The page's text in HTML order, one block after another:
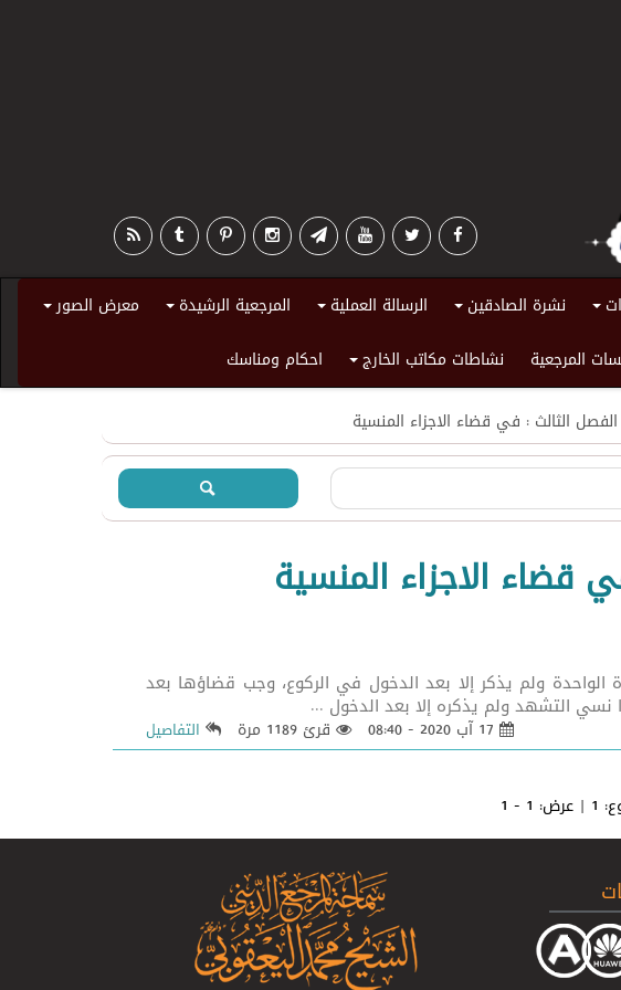
نشرة الصادقين الرسالة العملية المرجعية الرشيدة معرض الصور
المرجعية نشاطات مكاتب الخارج احكام ومناسك
الثالث : في قضاء الاجزاء المنسية
قضاء الاجزاء المنسية
965) : إذا نسي السجدة الواحدة ولم يذكر إلا بعد الدخول في الركوع، وجب قضاؤها بعد
قرئ 1189 مرة التفاصيل
1 | عرض: 1 - 1